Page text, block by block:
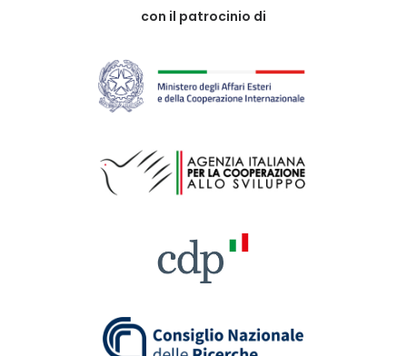
con il patrocinio di